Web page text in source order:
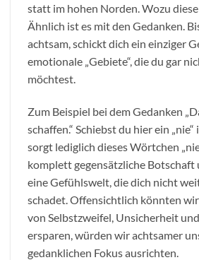
statt im hohen Norden. Wozu
Ähnlich ist es mit den Gedanken.
achtsam, schickt dich ein einziger
emotionale „Gebiete“, die du gar
möchtest.
Zum Beispiel bei dem Gedanken
schaffen.“ Schiebst du hier ein
sorgt lediglich dieses Wörtchen
komplett gegensätzliche Botschaft
eine Gefühlswelt, die dich nicht
schadet. Offensichtlich könnten
von Selbstzweifel, Unsicherheit
ersparen, würden wir achtsamer
gedanklichen Fokus ausrichten.